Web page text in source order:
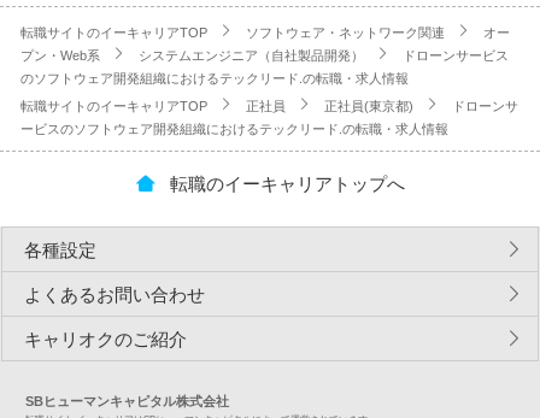
転職サイトのイーキャリアTOP ソフトウェア・ネットワーク関連
オー
プン・Web系
システムエンジニア（自社製品開発）
ドローンサービス
のソフトウェア開発組織におけるテックリード.の転職・求人情報
転職サイトのイーキャリアTOP
正社員 正社員(東京都)
ドローンサ
ービスのソフトウェア開発組織におけるテックリード.の転職・求人情報
転職のイーキャリアトップへ
各種設定
よくあるお問い合わせ
キャリオクのご紹介
SBヒューマンキャピタル株式会社